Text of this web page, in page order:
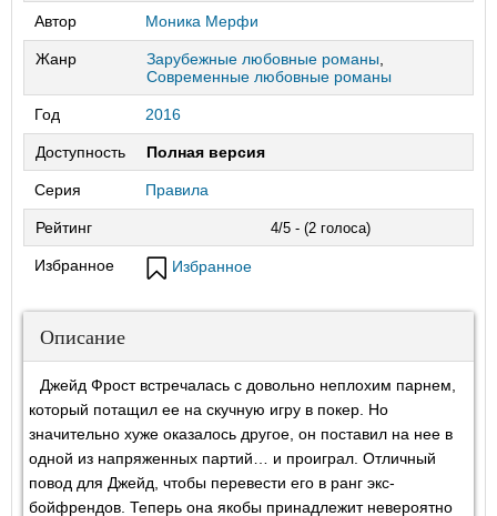
Автор Моника Мерфи
Жанр Зарубежные любовные романы,
Современные любовные романы
Год 2016
Доступность Полная версия
Серия Правила
Рейтинг 4/5 - (2 голоса)
Избранное Избранное
Описание
Джейд Фрост встречалась с довольно неплохим парнем,
который потащил ее на скучную игру в покер. Но
значительно хуже оказалось другое, он поставил на нее в
одной из напряженных партий… и проиграл. Отличный
повод для Джейд, чтобы перевести его в ранг экс-
бойфрендов. Теперь она якобы принадлежит невероятно